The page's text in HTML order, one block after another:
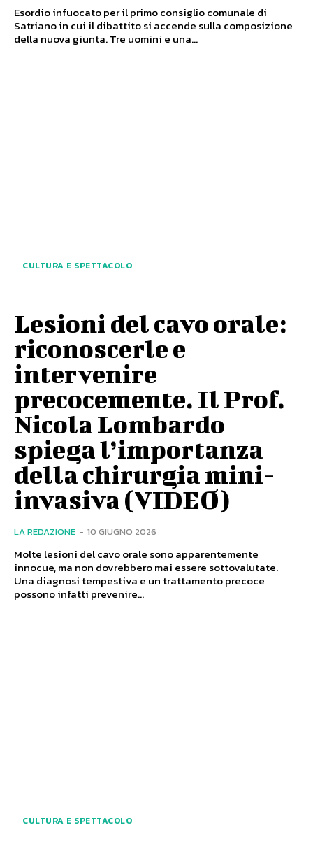
Esordio infuocato per il primo consiglio comunale di
Satriano in cui il dibattito si accende sulla composizione
della nuova giunta. Tre uomini e una...
CULTURA E SPETTACOLO
Lesioni del cavo orale:
riconoscerle e
intervenire
precocemente. Il Prof.
Nicola Lombardo
spiega l’importanza
della chirurgia mini-
invasiva (VIDEO)
LA REDAZIONE - 10 GIUGNO 2026
Molte lesioni del cavo orale sono apparentemente
innocue, ma non dovrebbero mai essere sottovalutate.
Una diagnosi tempestiva e un trattamento precoce
possono infatti prevenire...
CULTURA E SPETTACOLO